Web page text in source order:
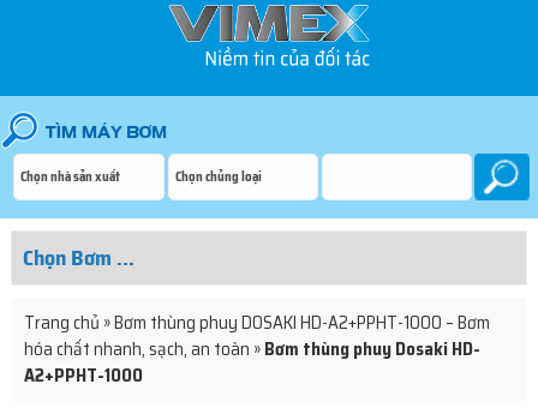
Trang chủ »Bơm thùng phuy DOSAKI HD-A2+PPHT-1000 – Bơm
hóa chất nhanh, sạch, an toàn »Bơm thùng phuy Dosaki HD-
A2+PPHT-1000